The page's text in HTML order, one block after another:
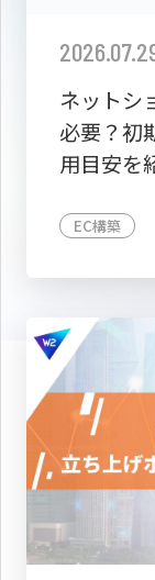
ネットシ
必要？初
用目安を
EC構築